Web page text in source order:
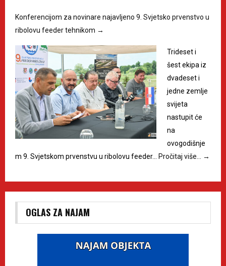
Konferencijom za novinare najavljeno 9. Svjetsko prvenstvo u
ribolovu feeder tehnikom →
Trideset i
šest ekipa iz
dvadeset i
jedne zemlje
svijeta
nastupit će
na
ovogodišnje
m 9. Svjetskom prvenstvu u ribolovu feeder…
Pročitaj više… →
OGLAS ZA NAJAM